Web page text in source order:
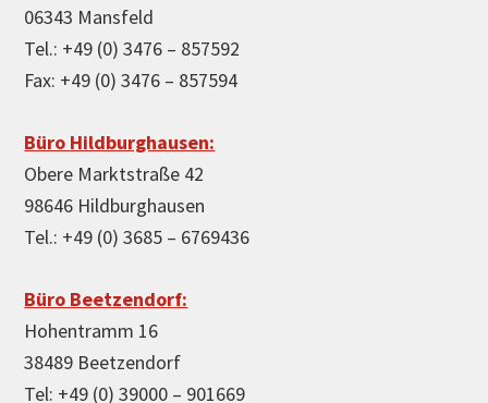
06343 Mansfeld
Tel.: +49 (0) 3476 – 857592
Fax: +49 (0) 3476 – 857594
Büro Hildburghausen:
Obere Marktstraße 42
98646 Hildburghausen
Tel.: +49 (0) 3685 – 6769436
Büro Beetzendorf:
Hohentramm 16
38489 Beetzendorf
Tel: +49 (0) 39000 – 901669